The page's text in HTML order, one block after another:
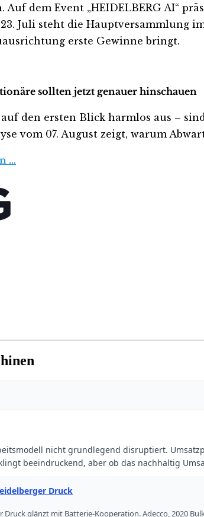
dem Event „HEIDELBERG AI“
Juli steht die Hauptversammlung
erste Gewinne bringt.
sollten jetzt genauer hinschauen
den ersten Blick harmlos aus –
vom 07. August zeigt, warum
…